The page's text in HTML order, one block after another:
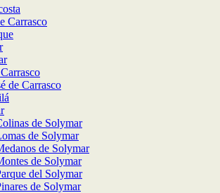
Carrasco
de Carrasco
de Solymar
de Solymar
de Solymar
de Solymar
del Solymar
de Solymar